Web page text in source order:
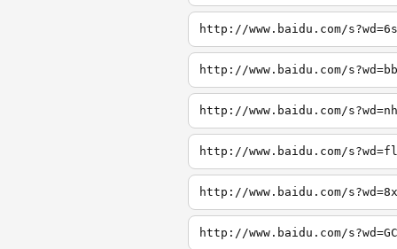
http://www.baidu.com/
http://www.baidu.com/
http://www.baidu.com/
http://www.baidu.com/
http://www.baidu.com/
http://www.baidu.com/